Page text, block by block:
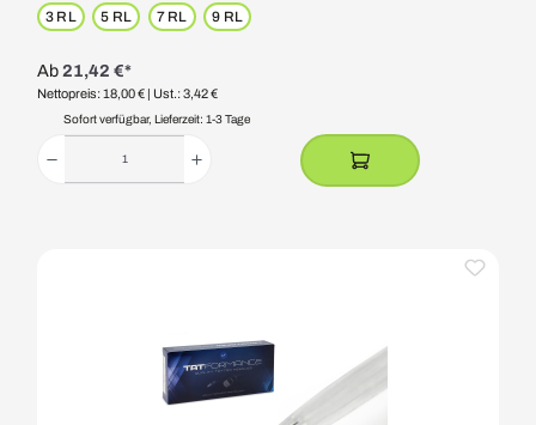
3 RL
5 RL 7 RL 9 RL
Ab 21,42 €*
Nettopreis: 18,00 € | Ust.: 3,42 €
Sofort verfügbar, Lieferzeit: 1-3 Tage